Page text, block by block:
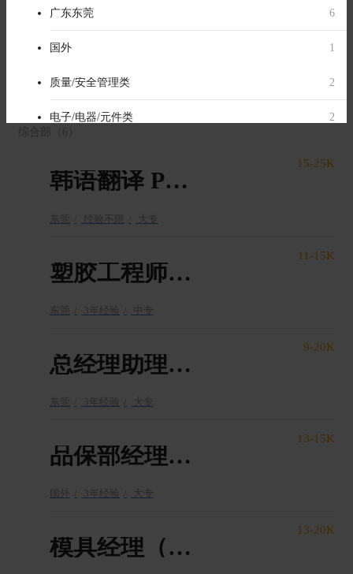
部门不限 1
综合部 6
模具类 3
生产管理/生产支持 3
质量/安全管理类 2
电子/电器/元件类 2
经营/管理类
广东东莞 6
国外 1
注塑成型生产课长（越南上班）
12-15K
综合部 （6）
韩语翻译 PM（越南工作）
15-25K
东莞 经验不限 大专
塑胶工程师（越南上班）
11-15K
东莞 3年经验 中专
总经理助理（越南上班）
9-20K
东莞 3年经验 大专
品保部经理（越南上班）
13-15K
国外 3年经验 大专
模具经理（越南上班）
13-20K